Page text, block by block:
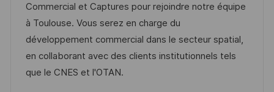
l
i
u
m
d
e
r
-
I
D
t
e
g
o
r
Commercial et Captures pour rejoindre notre équipe
à Toulouse. Vous serez en charge du
développement commercial dans le secteur spatial,
en collaborant avec des clients institutionnels tels
que le CNES et l'OTAN.